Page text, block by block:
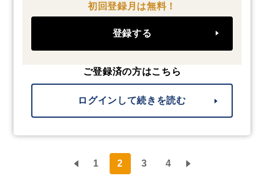
初回登録月は無料！
登録する
ご登録済の方はこちら
ログインして続きを読む
1 2 3 4